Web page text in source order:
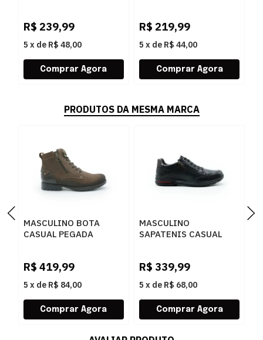
R$ 239,99
5 x de R$ 48,00
R$ 219,99
5 x de R$ 44,00
PRODUTOS DA MESMA MARCA
MASCULINO BOTA
CASUAL PEGADA
BROWN
R$ 419,99
5 x de R$ 84,00
MASCULINO
SAPATENIS CASUAL
PRETO/WASHED
BORDO
R$ 339,99
5 x de R$ 68,00